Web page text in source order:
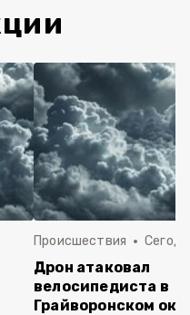
Происшествия
Дрон атаковал
велосипедиста в
Грайворонском